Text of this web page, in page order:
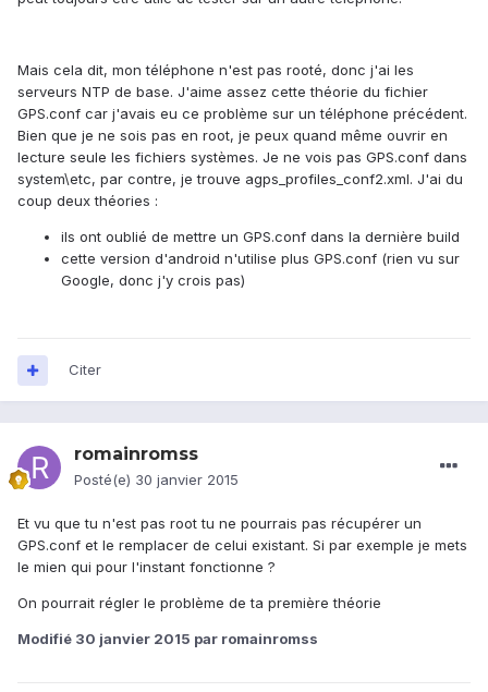
Mais cela dit, mon téléphone n'est pas rooté, donc j'ai les
serveurs NTP de base. J'aime assez cette théorie du fichier
GPS.conf car j'avais eu ce problème sur un téléphone précédent.
Bien que je ne sois pas en root, je peux quand même ouvrir en
lecture seule les fichiers systèmes. Je ne vois pas GPS.conf dans
system\etc, par contre, je trouve agps_profiles_conf2.xml. J'ai du
coup deux théories :
ils ont oublié de mettre un GPS.conf dans la dernière build
cette version d'android n'utilise plus GPS.conf (rien vu sur
Google, donc j'y crois pas)
Citer
romainromss
Posté(e) 30 janvier 2015
Et vu que tu n'est pas root tu ne pourrais pas récupérer un
GPS.conf et le remplacer de celui existant. Si par exemple je mets
le mien qui pour l'instant fonctionne ?
On pourrait régler le problème de ta première théorie
Modifié 30 janvier 2015 par romainromss